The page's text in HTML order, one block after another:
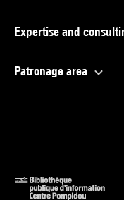
Expertise and
Patronage area